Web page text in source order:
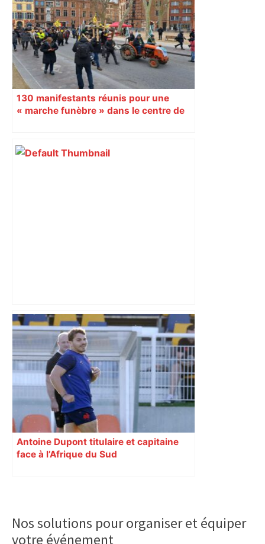
130 manifestants réunis pour une
« marche funèbre » dans le centre de
Top 14: comment Perpignan a une
nouvelle fois fait tomber Toulouse? –
RMC Sport
Antoine Dupont titulaire et capitaine
face à l’Afrique du Sud
Sidebar
Nos solutions pour organiser et équiper
votre événement